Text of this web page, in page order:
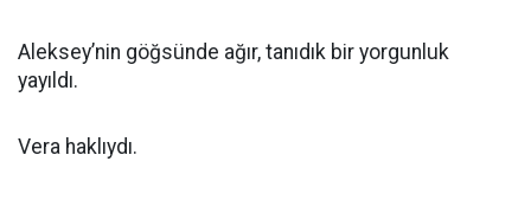
Aleksey’nin göğsünde ağır, tanıdık bir yorgunluk
yayıldı.
Vera haklıydı.